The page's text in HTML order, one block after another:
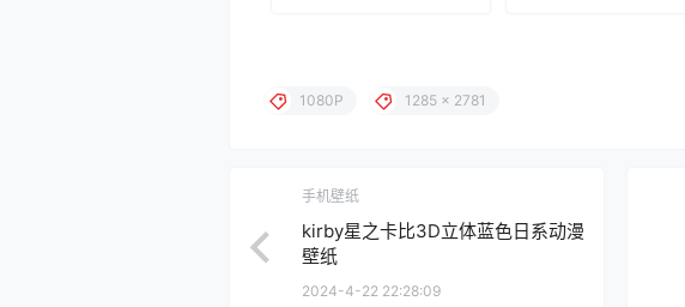
1080P 1285 x 2781
手机壁纸
kirby星之卡比3D立体蓝色日系动漫
壁纸
2024-4-22 22:28:09